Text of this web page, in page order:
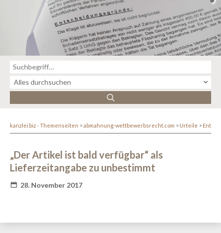
kanzlei.biz - Themenseiten abmahnung-wettbewerbsrecht.com Urteile
„Der Artikel ist bald verfügbar“ als
Lieferzeitangabe zu unbestimmt
28. November 2017